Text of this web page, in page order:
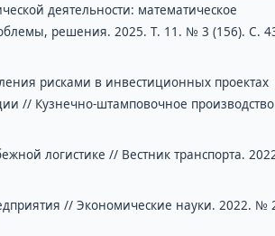
деятельности: математическое
решения. 2025. Т. 11. № 3 (156). С.
рисками в инвестиционных проектах
// Кузнечно-штамповочное
логистике // Вестник транспорта.
// Экономические науки. 2022. №